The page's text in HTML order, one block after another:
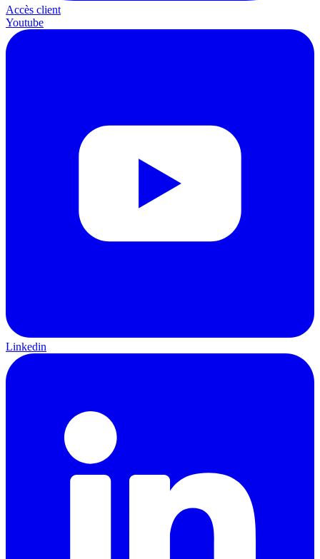
Accès client
Youtube
Linkedin